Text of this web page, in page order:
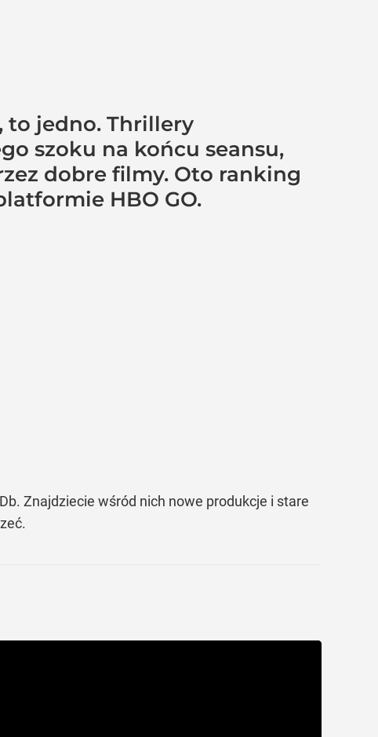
to jedno. Thrillery
szoku na końcu seansu,
dobre filmy. Oto ranking
HBO GO.
Znajdziecie wśród nich nowe produkcje i stare